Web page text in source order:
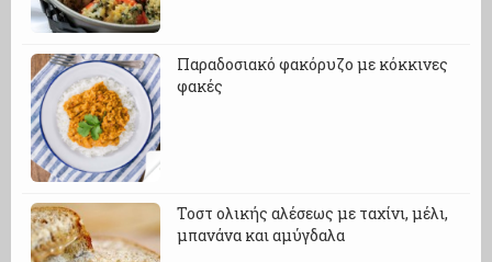
Παραδοσιακό φακόρυζο με κόκκινες
φακές
Τοστ ολικής αλέσεως με ταχίνι, μέλι,
μπανάνα και αμύγδαλα